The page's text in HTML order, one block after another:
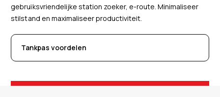
gebruiksvriendelijke station zoeker, e-route. Minimaliseer
stilstand en maximaliseer productiviteit.
Tankpas voordelen